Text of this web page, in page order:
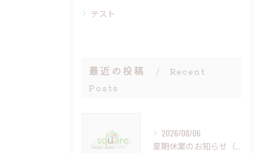
テスト
最近の投稿
Recent
Posts
2026/08/06
夏期休業のお知らせ（8月9日（日）～16日（日））